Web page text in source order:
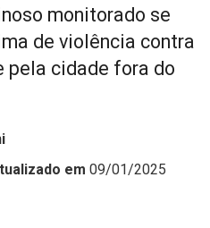
monitorado se
de violência contra
pela cidade fora do
em 09/01/2025